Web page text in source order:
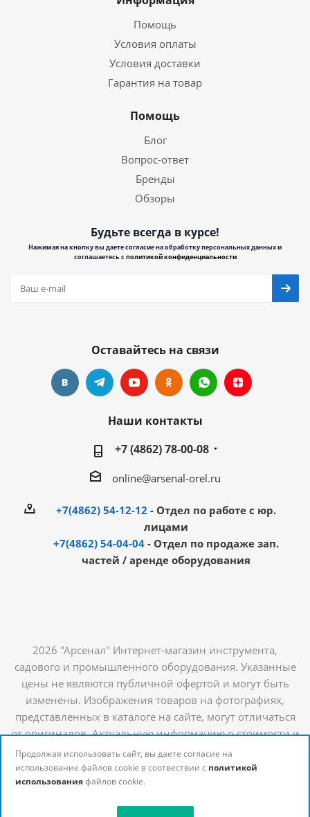
Помощь
Условия оплаты
Условия доставки
Гарантия на товар
Помощь
Блог
Вопрос-ответ
Бренды
Обзоры
Будьте всегда в курсе!
Нажимая на кнопку вы даете согласие на обработку персональных данных и
соглашаетесь сполитикой конфиденциальности
Оставайтесь на связи
Наши контакты
+7 (4862) 78-00-08
online@arsenal-orel.ru
+7(4862) 54-12-12 - Отдел по работе с юр.
лицами
+7(4862) 54-04-04 - Отдел по продаже зап.
частей / аренде оборудования
2026 "Арсенал" Интернет-магазин инструмента,
садового и промышленного оборудования. Указанные
цены не являются публичной офертой и могут быть
изменены. Изображения товаров на фотографиях,
представленных в каталоге на сайте, могут отличаться
от оригиналов. Актуальную информацию о стоимости и
наличии товаров можно получить у наших
менеджеров
Продолжая использовать сайт, вы даете согласие на
использование файлов cookie в соотвествии с политикой
использованияфайлов cookie.